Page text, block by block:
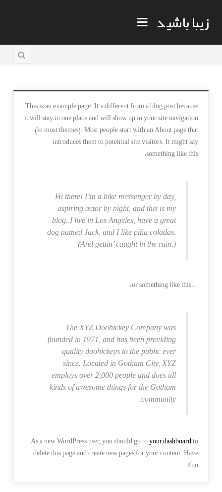
زیبا باشید
This is an example page. It’s different from a blog post because
it will stay in one place and will show up in your site navigation
(in most themes). Most people start with an About page that
introduces them to potential site visitors. It might say
something like this:
Hi there! I’m a bike messenger by day,
aspiring actor by night, and this is my
blog. I live in Los Angeles, have a great
dog named Jack, and I like piña coladas.
(And gettin’ caught in the rain.)
…or something like this:
The XYZ Doohickey Company was
founded in 1971, and has been providing
quality doohickeys to the public ever
since. Located in Gotham City, XYZ
employs over 2,000 people and does all
kinds of awesome things for the Gotham
community.
As a new WordPress user, you should go toyour dashboard to
delete this page and create new pages for your content. Have
fun!